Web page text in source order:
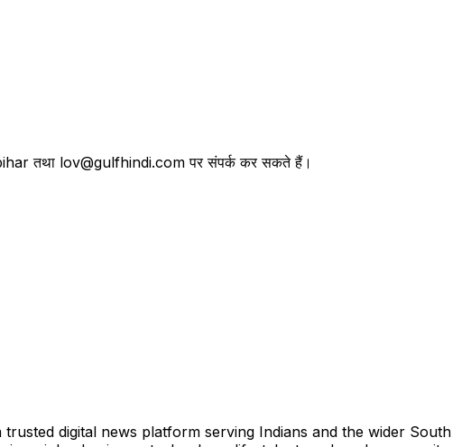
तथा lov@gulfhindi.com पर संपर्क कर सकते हैं।
digital news platform serving Indians and the wider South